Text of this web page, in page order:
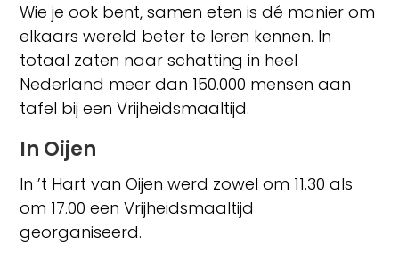
Wie je ook bent, samen eten is dé manier om
elkaars wereld beter te leren kennen. In
totaal zaten naar schatting in heel
Nederland meer dan 150.000 mensen aan
tafel bij een Vrijheidsmaaltijd.
In Oijen
In ’t Hart van Oijen werd zowel om 11.30 als
om 17.00 een Vrijheidsmaaltijd
georganiseerd.